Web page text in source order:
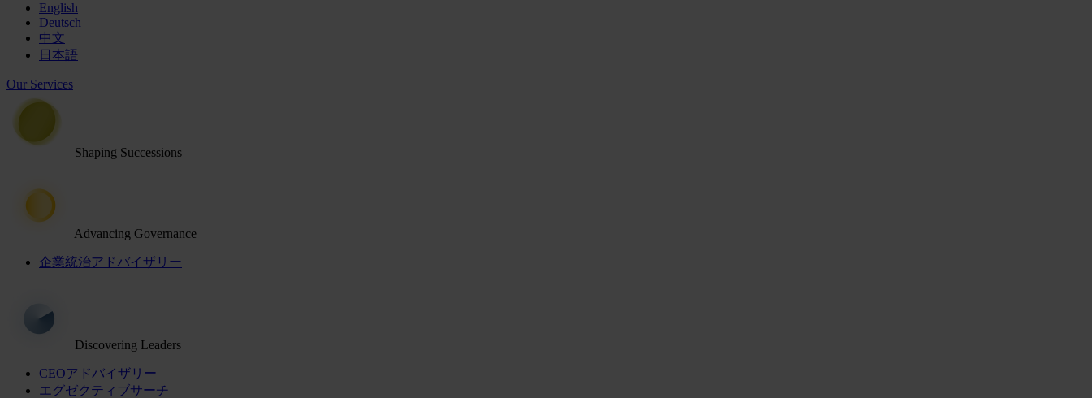
English
Deutsch
中文
日本語
Our Services
Shaping Successions
Advancing Governance
企業統治アドバイザリー
Discovering Leaders
CEOアドバイザリー
エグゼクティブサーチ